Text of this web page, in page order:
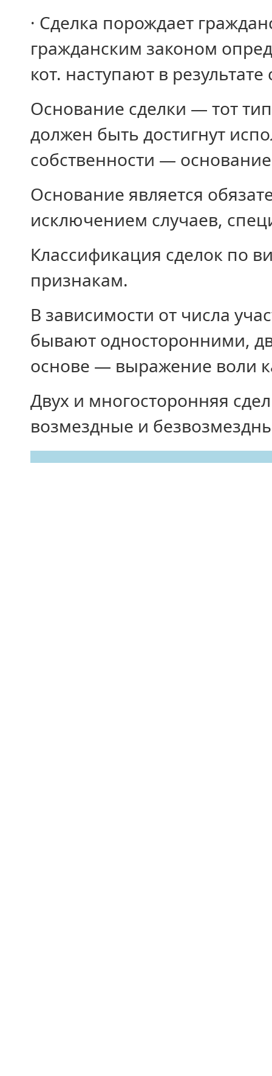
· Сделка порождает
гражданским законом
кот. наступают в
Основание сделки — тот
должен быть достигнут
собственности —
Основание является
исключением случаев,
Классификация сделок по
признакам.
В зависимости от числа
бывают односторонними,
основе — выражение воли
Двух и многосторонняя
возмездные и